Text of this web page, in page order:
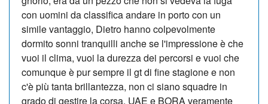
con uomini da classifica andare in porto con un
simile vantaggio, Dietro hanno colpevolmente
dormito sonni tranquilli anche se l'impressione è che
vuoi il clima, vuoi la durezza dei percorsi e vuoi che
comunque è pur sempre il gt di fine stagione e non
c'è più tanta brillantezza, non ci siano squadre in
grado di gestire la corsa, UAE e BORA veramente